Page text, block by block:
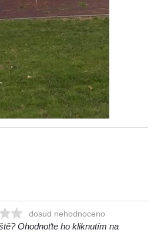
dosud nehodnoceno
Ohodnoťte ho kliknutím na